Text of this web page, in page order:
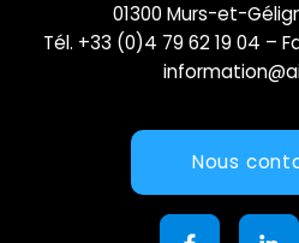
01300 Murs-et-
Tél. +33 (0)4 79 62 19 04 –
Nous